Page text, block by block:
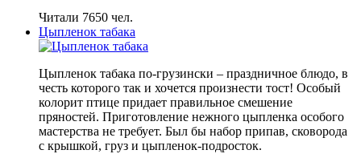
Читали 7650 чел.
Цыпленок табака
Цыпленок табака по-грузински – праздничное блюдо, в
честь которого так и хочется произнести тост! Особый
колорит птице придает правильное смешение
пряностей. Приготовление нежного цыпленка особого
мастерства не требует. Был бы набор припав, сковорода
с крышкой, груз и цыпленок-подросток.